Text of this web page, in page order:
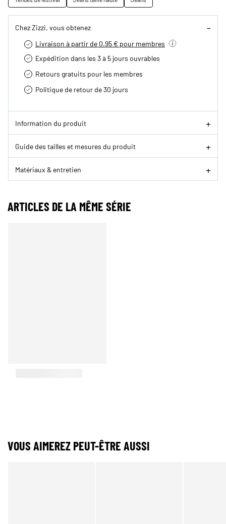
Chez Zizzi, vous obtenez
Livraison à partir de 0.95 € pour membres
Expédition dans les 3 à 5 jours ouvrables
Retours gratuits pour les membres
Politique de retour de 30 jours
Information du produit
Guide des tailles et mesures du produit
Matériaux & entretien
ARTICLES DE LA MÊME SÉRIE
VOUS AIMEREZ PEUT-ÊTRE AUSSI